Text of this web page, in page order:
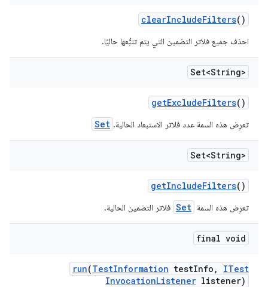
clearIncludeFilters()
احذف جميع فلاتر التضمين التي يتم تتبُّعها حاليًا.
Set<String>
getExcludeFilters()
تعرِض هذه السمة عدد فلاتر الاستبعاد الحالية. Set
Set<String>
getIncludeFilters()
تعرِض هذه السمة Set فلاتر التضمين الحالية.
final void
run(TestInformation testInfo ,
ITest
InvocationListener listener)